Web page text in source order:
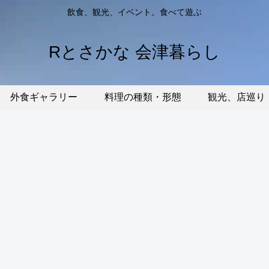
飲食、観光、イベント。食べて遊ぶ
Rとさかな 会津暮らし
外食ギャラリー 料理の種類・形態 観光、店巡り